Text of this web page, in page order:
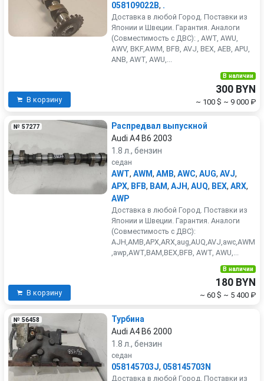
058109022B, .
Доставка в любой Город. Поставки из
Японии и Швеции. Гарантия. Аналоги
(Совместимость с ДВС): , AWT, AWU,
AWV, BKF,AWM, BFB, AVJ, BEX, AEB, APU,
ANB, AWT, AWU,...
В корзину
В наличии
300 BYN
~ 100 $ ~ 9 000 ₽
№ 57277
Распредвал выпускной
Audi A4 B6 2003
1.8 л., бензин
седан
AWT, AWM, AMB, AWC, AUG, AVJ,
APX, BFB, BAM, AJH, AUQ, BEX, ARX,
AWP
Доставка в любой Город. Поставки из
Японии и Швеции. Гарантия. Аналоги
(Совместимость с ДВС):
AJH,AMB,APX,ARX,aug,AUQ,AVJ,awc,AWM
,awp,AWT,BAM,BEX,BFB, AWT, AWU,...
В корзину
В наличии
180 BYN
~ 60 $ ~ 5 400 ₽
№ 56458
Турбина
Audi A4 B6 2000
1.8 л., бензин
седан
058145703J, 058145703N
Доставка в любой Город. Поставки из